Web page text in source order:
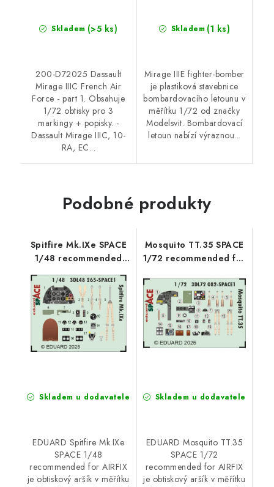
Skladem (>5 ks)
200-D72025 Dassault
Mirage IIIC French Air
Force - part 1. Obsahuje
1/72 obtisky pro 3
markingy + popisky. -
Dassault Mirage IIIC, 10-
RA, EC...
Skladem (1 ks)
Mirage IIIE fighter-bomber
je plastiková stavebnice
bombardovacího letounu v
měřítku 1/72 od značky
Modelsvit. Bombardovací
letoun nabízí výraznou...
Podobné produkty
Spitfire Mk.IXe SPACE
1/48 recommended
Skladem u dodavatele
EDUARD Spitfire Mk.IXe
SPACE 1/48
recommended for AIRFIX
je obtiskový aršík v měřítku
Mosquito TT.35 SPACE
1/72 recommended for
Skladem u dodavatele
EDUARD Mosquito TT.35
SPACE 1/72
recommended for AIRFIX
je obtiskový aršík v měřítku